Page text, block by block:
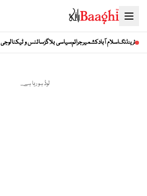
ٹرینڈنگاسلام آبادکشمیرجرائمسیاسی بلاگزسائنس و ٹیکنالوجی
لوڈ ہو رہا ہے...